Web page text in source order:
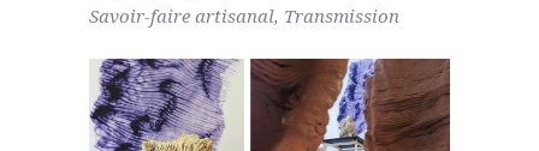
Savoir-faire artisanal, Transmission